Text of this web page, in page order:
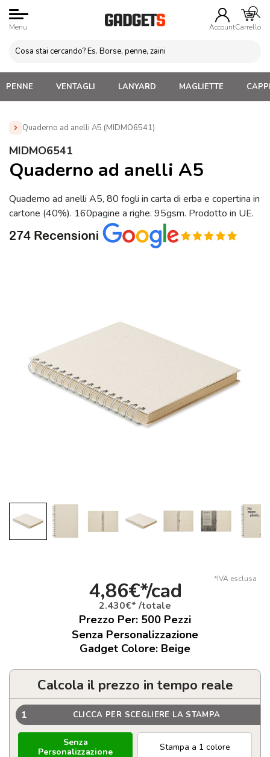
Menu AccountCarrello
PENNE VENTAGLI LANYARD MAGLIETTE
Quaderno ad anelli A5 (MIDMO6541)
Home » Blocchi appunti Personalizzati
MIDMO6541
Quaderno ad anelli A5
Quaderno ad anelli A5, 80 fogli in carta di erba e copertina in
cartone (40%). 160pagine a righe. 95gsm. Prodotto in UE.
*IVA esclusa
4,86€*/cad
2.430€* /totale
Prezzo Per: 500 Pezzi
Senza Personalizzazione
Gadget Colore: Beige
Calcola il prezzo in tempo reale
1 CLICCA PER SCEGLIERE LA STAMPA
Senza
Personalizzazione
Stampa a 1 colore